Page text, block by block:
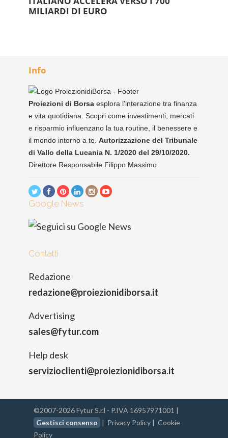
MILIARDI DI EURO
Info
Proiezioni di Borsa esplora l'interazione tra finanza
e vita quotidiana. Scopri come investimenti, mercati
e risparmio influenzano la tua routine, il benessere e
il mondo intorno a te. Autorizzazione del Tribunale
di Vallo della Lucania N. 1/2020 del 29/10/2020.
Direttore Responsabile Filippo Massimo
Google News
Contatti
Redazione
redazione@proiezionidiborsa.it
Advertising
sales@fytur.com
Help desk
servizioclienti@proiezionidiborsa.it
©2007-2026 Fytur S.r.l - P.IVA 16957971001 |
Gestisci consenso | Privacy Policy | Cookie
Policy